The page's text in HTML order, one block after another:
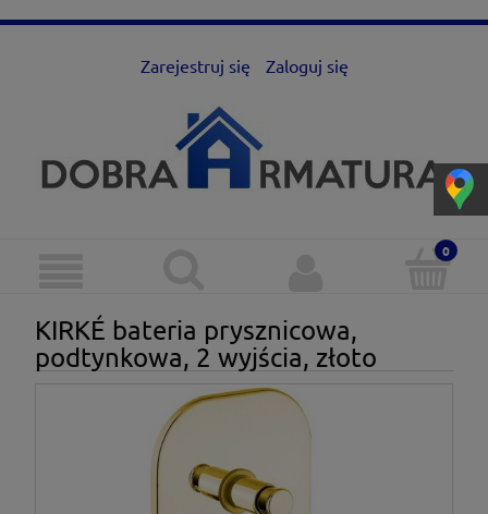
Zarejestruj się Zaloguj się
KIRKÉ bateria prysznicowa,
podtynkowa, 2 wyjścia, złoto